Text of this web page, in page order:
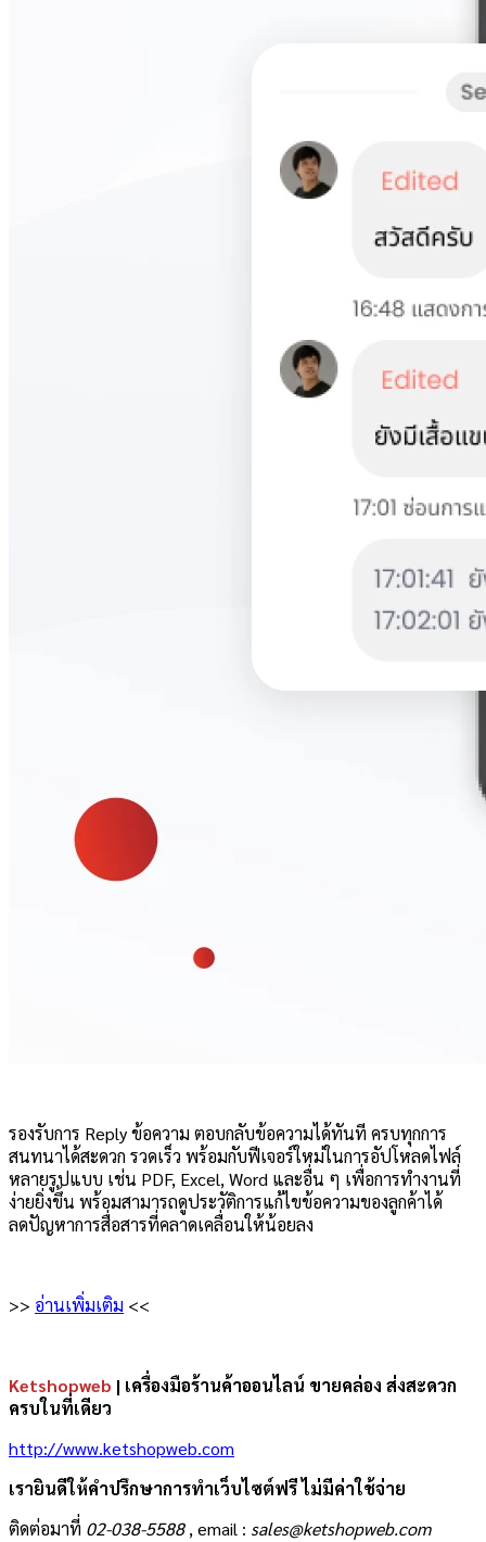
รองรับการ Reply ข้อความ ตอบกลับข้อความได้ทันที ครบทุกการ
สนทนาได้สะดวก รวดเร็ว พร้อมกับฟีเจอร์ใหม่ในการอัปโหลดไฟล์
หลายรูปแบบ เช่น PDF, Excel, Word และอื่น ๆ เพื่อการทำงานที่
ง่ายยิ่งขึ้น พร้อมสามารถดูประวัติการแก้ไขข้อความของลูกค้าได้
ลดปัญหาการสื่อสารที่คลาดเคลื่อนให้น้อยลง
>> อ่านเพิ่มเติม <<
Ketshopweb | เครื่องมือร้านค้าออนไลน์ ขายคล่อง ส่งสะดวก
ครบในที่เดียว
http://www.ketshopweb.com
เรายินดีให้คำปรึกษาการทำเว็บไซต์ฟรี ไม่มีค่าใช้จ่าย
ติดต่อมาที่ 02-038-5588, email : sales@ketshopweb.com